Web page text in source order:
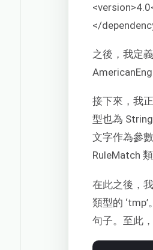
</
之後，我定
接下來，我
型也為
文字作為參
RuleMatch
在此之後，
類型的
句子。至此